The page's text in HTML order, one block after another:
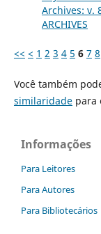
Archives: v.
ARCHIVES
<< < 1 2 3 4 5 6 7 8
Você também
similaridadepara
Informações
Para Leitores
Para Autores
Para Bibliotecários